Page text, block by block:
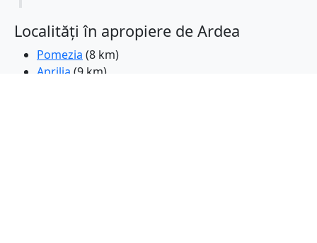
Localități în apropiere de Ardea
Pomezia (8 km)
Aprilia (9 km)